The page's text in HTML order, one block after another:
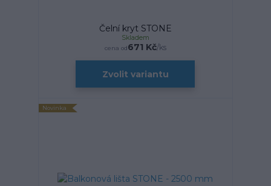
Čelní kryt STONE
cena od671 Kč/ks
Skladem
Zvolit variantu
Novinka